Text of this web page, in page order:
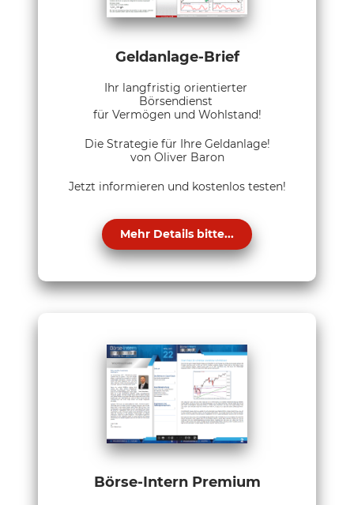
Geldanlage-Brief
Ihr langfristig orientierter
Börsendienst
für Vermögen und Wohlstand!
Die Strategie für Ihre Geldanlage!
von Oliver Baron
Jetzt informieren und kostenlos testen!
Mehr Details bitte...
Börse-Intern Premium